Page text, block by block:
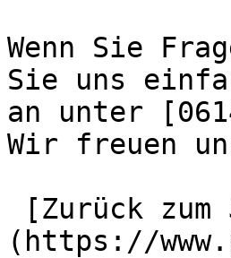
Wenn Sie
Sie uns
an unter
Wir freuen
(https://